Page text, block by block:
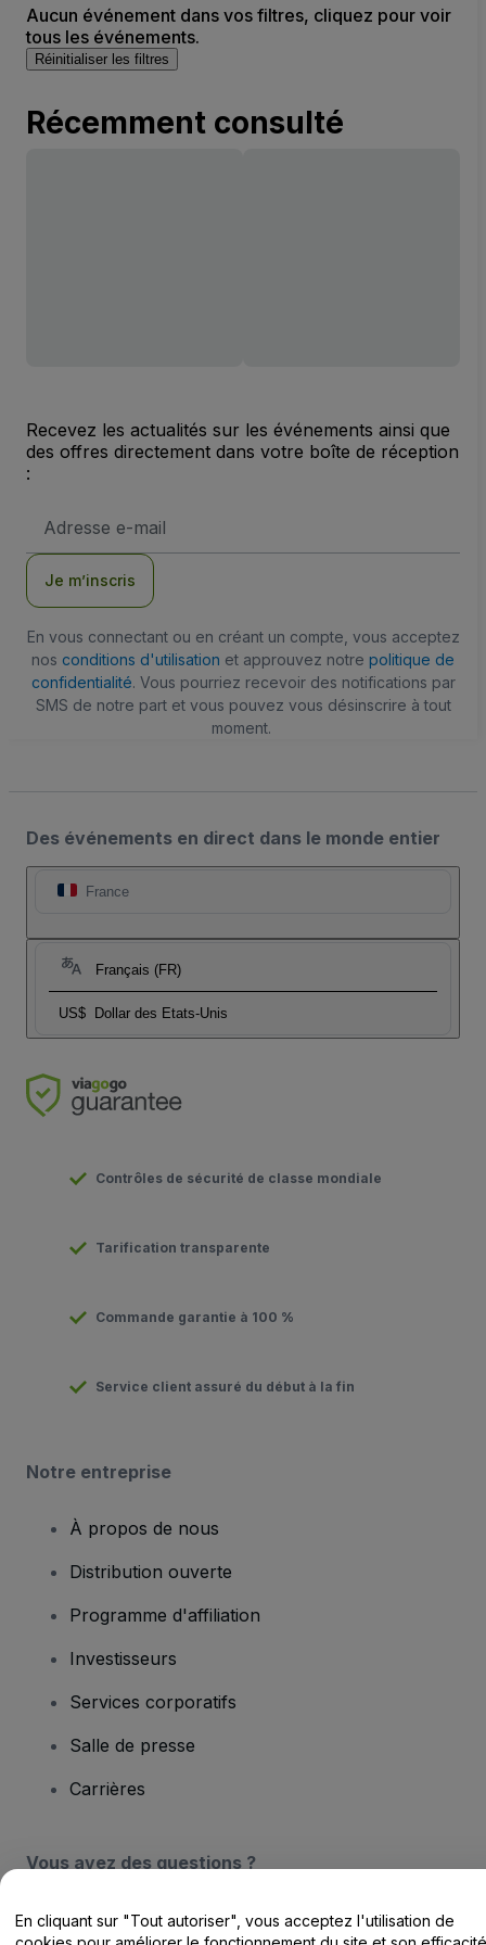
Aucun événement dans vos filtres, cliquez pour voir
tous les événements.
Réinitialiser les filtres
Récemment consulté
Recevez les actualités sur les événements ainsi que
des offres directement dans votre boîte de réception
:
e-
Je m’inscris
En vous connectant ou en créant un compte, vous acceptez
nos conditions d'utilisation et approuvez notre politique de
confidentialité. Vous pourriez recevoir des notifications par
SMS de notre part et vous pouvez vous désinscrire à tout
moment.
Des événements en direct dans le monde entier
France
Français (FR)
US$ Dollar des Etats-Unis
Contrôles de sécurité de classe mondiale
Tarification transparente
Commande garantie à 100 %
Service client assuré du début à la fin
Notre entreprise
À propos de nous
Distribution ouverte
Programme d'affiliation
Investisseurs
Services corporatifs
Salle de presse
Carrières
Vous avez des questions ?
Centre d'assistance / Nous contacter
En cliquant sur "Tout autoriser", vous acceptez l'utilisation de